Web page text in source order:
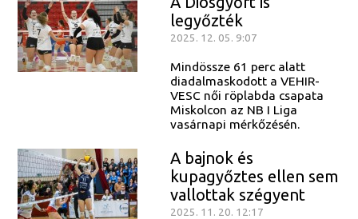
legyőzték
2025. 12. 05. 9:07
Mindössze 61 perc alatt
diadalmaskodott a VEHIR-
VESC női röplabda csapata
Miskolcon az NB I Liga
vasárnapi mérkőzésén.
A bajnok és
kupagyőztes ellen sem
vallottak szégyent
2025. 11. 20. 12:17